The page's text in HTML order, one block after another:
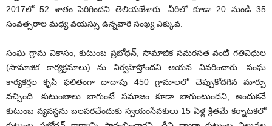
2017లో 52 శాతం పెరిగిందని తెలియజేశారు. వీరిలో కూడా 20 నుండి 35
సంవత్సరాల మధ్య వయస్సు ఉన్నవారి సంఖ్య ఎక్కువ.
సంఘ గ్రామ వికాసం, కుటుంబ ప్రబోధన్, సామాజిక సమరసత వంటి గతివిధుల
(సామాజిక కార్యక్రమాలు) ను నిర్వహిస్తోందని ఆయన వివరించారు. సంఘ
కార్యకర్తల కృషి ఫలితంగా దాదాపు 450 గ్రామాలలో చెప్పుకోదగిన మార్పు
వచ్చింది. కుటుంబాలు బాగుంటే సమాజం కూడా బాగుంటుందని, అందుకనే
కుటుంబ వ్యవస్థను బలపరచేందుకు స్వయంసేవకులు 15 ఏళ్ల క్రితమే కర్నాటకలో